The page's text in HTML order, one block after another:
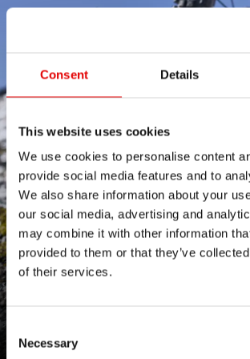
Consent Details
This website uses cookies
We use cookies to personalise content
provide social media features and to
We also share information about your
our social media, advertising and
may combine it with other information
provided to them or that they’ve
of their services.
Consent Selection
Necessary
BREAK THE MOLD!